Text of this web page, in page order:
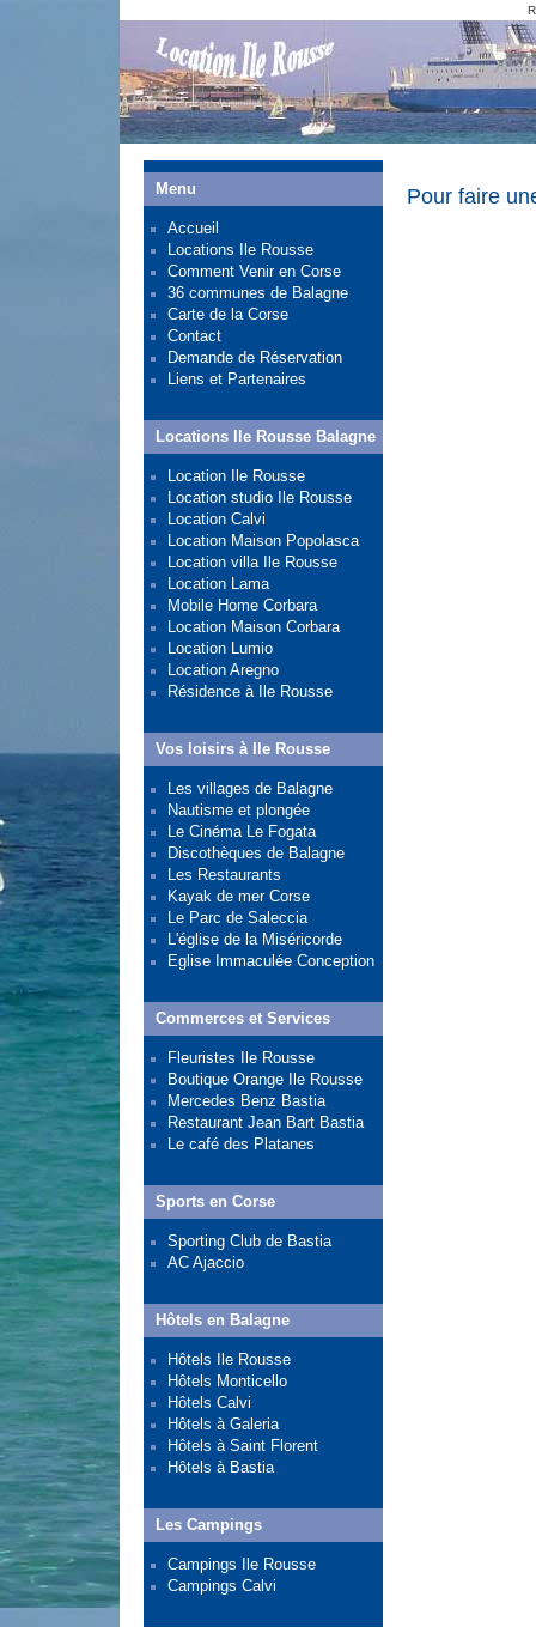
Pour faire
Menu
Accueil
Locations Ile Rousse
Comment Venir en Corse
36 communes de Balagne
Carte de la Corse
Contact
Demande de Réservation
Liens et Partenaires
Locations Ile Rousse Balagne
Location Ile Rousse
Location studio Ile Rousse
Location Calvi
Location Maison Popolasca
Location villa Ile Rousse
Location Lama
Mobile Home Corbara
Location Maison Corbara
Location Lumio
Location Aregno
Résidence à Ile Rousse
Vos loisirs à Ile Rousse
Les villages de Balagne
Nautisme et plongée
Le Cinéma Le Fogata
Discothèques de Balagne
Les Restaurants
Kayak de mer Corse
Le Parc de Saleccia
L'église de la Miséricorde
Eglise Immaculée Conception
Commerces et Services
Fleuristes Ile Rousse
Boutique Orange Ile Rousse
Mercedes Benz Bastia
Restaurant Jean Bart Bastia
Le café des Platanes
Sports en Corse
Sporting Club de Bastia
AC Ajaccio
Hôtels en Balagne
Hôtels Ile Rousse
Hôtels Monticello
Hôtels Calvi
Hôtels à Galeria
Hôtels à Saint Florent
Hôtels à Bastia
Les Campings
Campings Ile Rousse
Campings Calvi